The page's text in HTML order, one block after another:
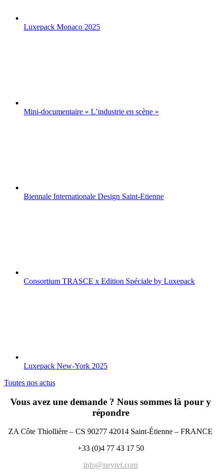
Luxepack Monaco 2025
Mini-documentaire « L’industrie en scène »
Biennale Internationale Design Saint-Etienne
Consortium TRASCE x Edition Spéciale by Luxepack
Luxepack New-York 2025
Toutes nos actus
Vous avez une demande ? Nous sommes là pour y
répondre
ZA Côte Thiollière – CS 90277 42014 Saint-Étienne – FRANCE
+33 (0)4 77 43 17 50
info@neyret.com